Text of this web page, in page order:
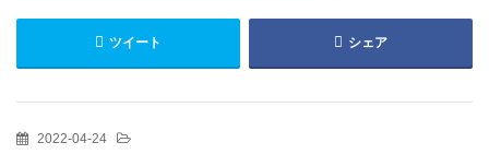
ツイート シェア
2022-04-24